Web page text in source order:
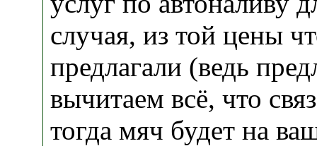
случая, из той цены
предлагали (ведь
вычитаем всё, что
тогда мяч будет на